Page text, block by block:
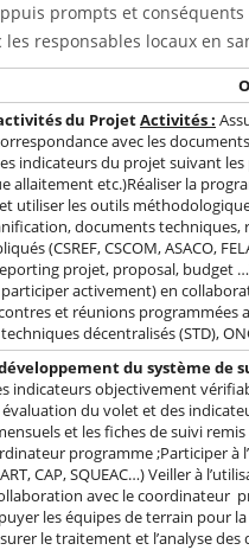
prompts et
responsables locaux en
du ProjetActivités :
avec les
indicateurs du projet suivant
allaitement etc.)Réaliser la
utiliser les outils
documents
(CSREF, CSCOM, ASACO,
projet, proposal, budget
activement) en
et réunions
décentralisés (STD),
du système
indicateurs objectivement
évaluation du volet et des
et les fiches de suivi
programme ;Participer
CAP, SQUEAC…) Veiller à
avec le coordinateur
les équipes de terrain pour
le traitement et l’analyse